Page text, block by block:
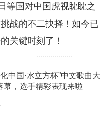
等国对中国虎视眈眈之
战的不二抉择！如今已
关键时刻了！
中国·水立方杯”中文歌曲大
幕，选手精彩表现来啦